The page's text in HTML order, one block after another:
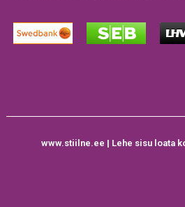
www.stiilne.ee | Lehe sisu loata